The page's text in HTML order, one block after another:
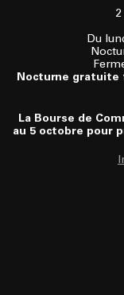
Du
Nocturne gratuite
La Bourse de
au 5 octobre pour